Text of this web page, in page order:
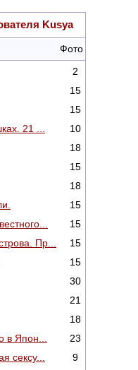
Kusya
Фото
2
15
15
21 ...
10
18
15
18
15
15
Пр...
15
15
30
21
18
в Япон...
23
сексу...
9